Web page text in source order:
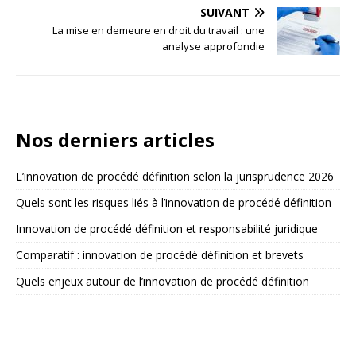
SUIVANT
La mise en demeure en droit du travail : une
analyse approfondie
Nos derniers articles
L’innovation de procédé définition selon la jurisprudence 2026
Quels sont les risques liés à l’innovation de procédé définition
Innovation de procédé définition et responsabilité juridique
Comparatif : innovation de procédé définition et brevets
Quels enjeux autour de l’innovation de procédé définition